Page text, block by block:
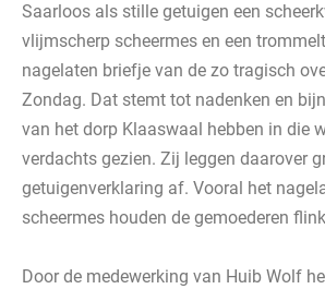
Saarloos als stille getuigen een
vlijmscherp scheermes en een
nagelaten briefje van de zo tragisch
Zondag. Dat stemt tot nadenken en
van het dorp Klaaswaal hebben in die
verdachts gezien. Zij leggen daarover
getuigenverklaring af. Vooral het
scheermes houden de gemoederen
Door de medewerking van Huib Wolf